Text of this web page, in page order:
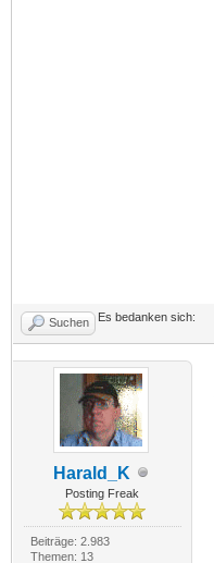
Suchen Es bedanken sich:
Harald_K
Posting Freak
Beiträge: 2.983
Themen: 13